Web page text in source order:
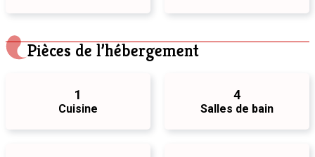
Pièces de l’hébergement
1
Cuisine
4
Salles de bain